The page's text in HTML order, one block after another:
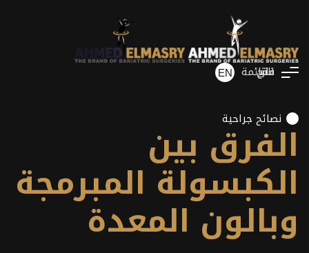
القائمة
فتح
غلق EN
نصائح جراحية
الفرق بين
الكبسولة المبرمجة
وبالون المعدة